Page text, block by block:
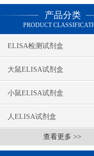
产品分类
PRODUCT
ELISA检测试剂盒
大鼠ELISA试剂盒
小鼠ELISA试剂盒
人ELISA试剂盒
查看更多 >>